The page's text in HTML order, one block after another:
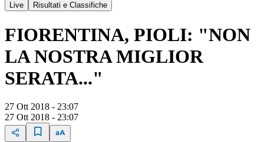
Live
Risultati e Classifiche
FIORENTINA, PIOLI: "NON
LA NOSTRA MIGLIOR
SERATA..."
27 Ott 2018 - 23:07
27 Ott 2018 - 23:07